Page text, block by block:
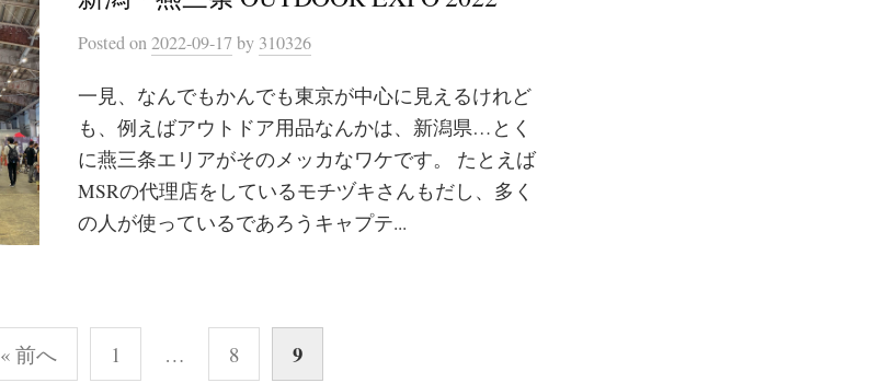
Postedon2022-09-17 by 310326
一見、なんでもかんでも東京が中心に見えるけれど
も、例えばアウトドア用品なんかは、新潟県…とく
に燕三条エリアがそのメッカなワケです。 たとえば
MSRの代理店をしているモチヅキさんもだし、多く
の人が使っているであろうキャプテ...
« 前へ 1 … 8 9